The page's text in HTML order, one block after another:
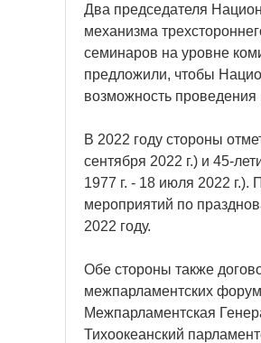
Два председателя
механизма
семинаров на уровне
предложили, чтобы
возможность проведения
В 2022 году стороны
сентября 2022 г.) и 45-
1977 г. - 18 июля 2022
мероприятий по
2022 году.
Обе стороны также
межпарламентских
Межпарламентская
Тихоокеанский